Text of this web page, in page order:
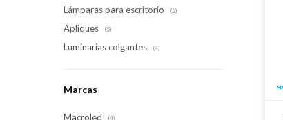
Lámparas para escritorio (2)
Apliques (5)
Luminarias colgantes (4)
Marcas
Macroled (4)